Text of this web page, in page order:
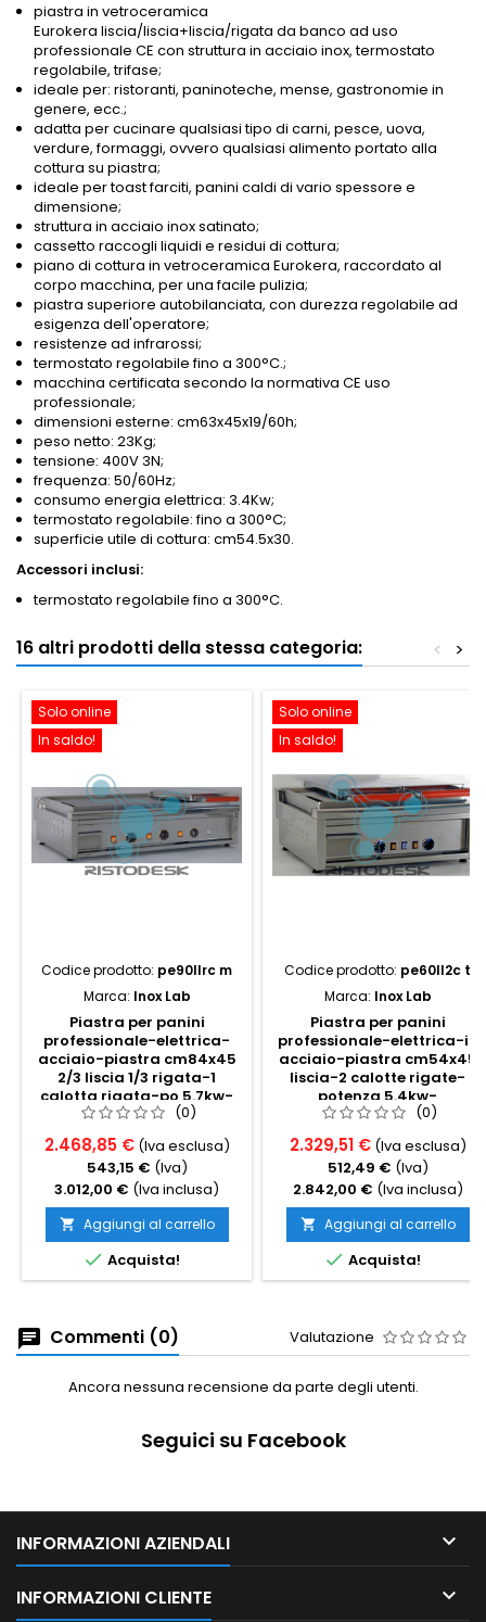
piastra in vetroceramica
Eurokera liscia/liscia+liscia/rigata da banco ad uso
professionale CE con struttura in acciaio inox, termostato
regolabile, trifase;
ideale per: ristoranti, paninoteche, mense, gastronomie in
genere, ecc.;
adatta per cucinare qualsiasi tipo di carni, pesce, uova,
verdure, formaggi, ovvero qualsiasi alimento portato alla
cottura su piastra;
ideale per toast farciti, panini caldi di vario spessore e
dimensione;
struttura in acciaio inox satinato;
cassetto raccogli liquidi e residui di cottura;
piano di cottura in vetroceramica Eurokera, raccordato al
corpo macchina, per una facile pulizia;
piastra superiore autobilanciata, con durezza regolabile ad
esigenza dell'operatore;
resistenze ad infrarossi;
termostato regolabile fino a 300°C.;
macchina certificata secondo la normativa CE uso
professionale;
dimensioni esterne: cm63x45x19/60h;
peso netto: 23Kg;
tensione: 400V 3N;
frequenza: 50/60Hz;
consumo energia elettrica: 3.4Kw;
termostato regolabile: fino a 300°C;
superficie utile di cottura: cm54.5x30.
Accessori inclusi:
termostato regolabile fino a 300°C.
16 altri prodotti della stessa categoria: >
<
Solo online
In saldo!
Codice prodotto: pe90llrc m
Marca: Inox Lab
Piastra per panini
professionale-elettrica-
acciaio-piastra cm84x45
2/3 liscia 1/3 rigata-1
calotta rigata-po 5.7kw-
cm90x56x25h-m
(0)
2.468,85 € (Iva esclusa)
543,15 € (Iva)
3.012,00 € (Iva inclusa)
 Aggiungi al carrello
 Acquista!
Solo online
In saldo!
Codice prodotto: pe60ll2c t
Marca: Inox Lab
Piastra per panini
professionale-elettrica-in
acciaio-piastra cm54x45
liscia-2 calotte rigate-
potenza 5.4kw-
cm60x56x25h-trifase
(0)
2.329,51 € (Iva esclusa)
512,49 € (Iva)
2.842,00 € (Iva inclusa)
 Aggiungi al carrello
 Acquista!
Commenti (0) Valutazione
Ancora nessuna recensione da parte degli utenti.
Seguici su Facebook
INFORMAZIONI AZIENDALI 
INFORMAZIONI CLIENTE 